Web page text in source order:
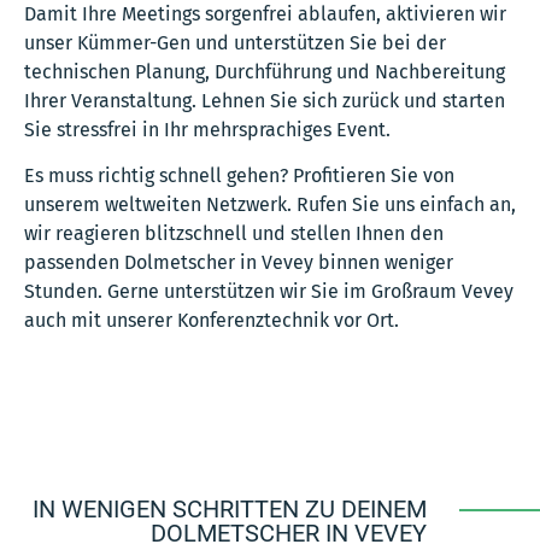
Damit Ihre Meetings sorgenfrei ablaufen, aktivieren wir
unser Kümmer-Gen und unterstützen Sie bei der
technischen Planung, Durchführung und Nachbereitung
Ihrer Veranstaltung. Lehnen Sie sich zurück und starten
Sie stressfrei in Ihr mehrsprachiges Event.
Es muss richtig schnell gehen? Profitieren Sie von
unserem weltweiten Netzwerk. Rufen Sie uns einfach an,
wir reagieren blitzschnell und stellen Ihnen den
passenden Dolmetscher in Vevey binnen weniger
Stunden. Gerne unterstützen wir Sie im Großraum Vevey
auch mit unserer Konferenztechnik vor Ort.
IN WENIGEN SCHRITTEN ZU DEINEM
DOLMETSCHER IN VEVEY